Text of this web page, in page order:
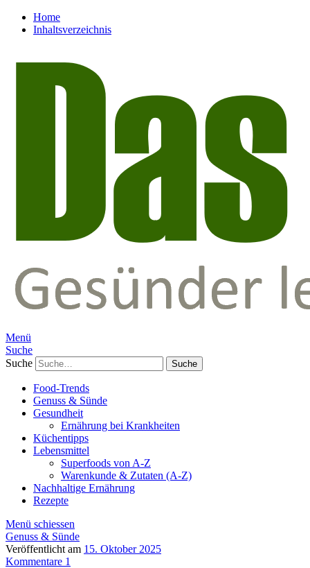
Home
Inhaltsverzeichnis
Menü
Suche
Suche
Food-Trends
Genuss & Sünde
Gesundheit
Ernährung bei Krankheiten
Küchentipps
Lebensmittel
Superfoods von A-Z
Warenkunde & Zutaten (A-Z)
Nachhaltige Ernährung
Rezepte
Menü schiessen
Genuss & Sünde
Veröffentlicht am 15. Oktober 2025
Kommentare 1